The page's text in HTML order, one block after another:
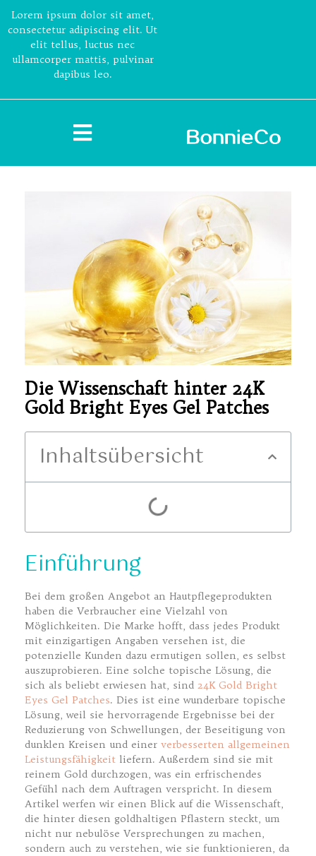
Lorem ipsum dolor sit amet,
consectetur adipiscing elit. Ut
elit tellus, luctus nec
ullamcorper mattis, pulvinar
dapibus leo.
Die Wissenschaft hinter 24K
Gold Bright Eyes Gel Patches
Inhaltsübersicht
Einführung
Bei dem großen Angebot an Hautpflegeprodukten
haben die Verbraucher eine Vielzahl von
Möglichkeiten. Die Marke hofft, dass jedes Produkt
mit einzigartigen Angaben versehen ist, die
potenzielle Kunden dazu ermutigen sollen, es selbst
auszuprobieren. Eine solche topische Lösung, die
sich als beliebt erwiesen hat, sind 24K Gold Bright
Eyes Gel Patches. Dies ist eine wunderbare topische
Lösung, weil sie hervorragende Ergebnisse bei der
Reduzierung von Schwellungen, der Beseitigung von
dunklen Kreisen und einer verbesserten allgemeinen
Leistungsfähigkeit liefern. Außerdem sind sie mit
reinem Gold durchzogen, was ein erfrischendes
Gefühl nach dem Auftragen verspricht. In diesem
Artikel werfen wir einen Blick auf die Wissenschaft,
die hinter diesen goldhaltigen Pflastern steckt, um
nicht nur nebulöse Versprechungen zu machen,
sondern auch zu verstehen, wie sie funktionieren, da